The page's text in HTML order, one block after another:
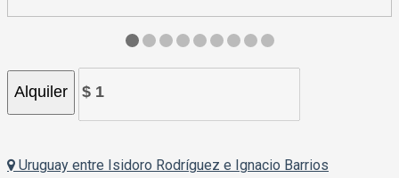
Alquiler
Uruguay entre Isidoro Rodríguez e Ignacio Barrios